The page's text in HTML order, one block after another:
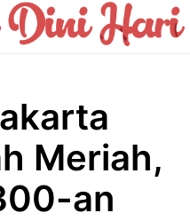
Meriah,
an